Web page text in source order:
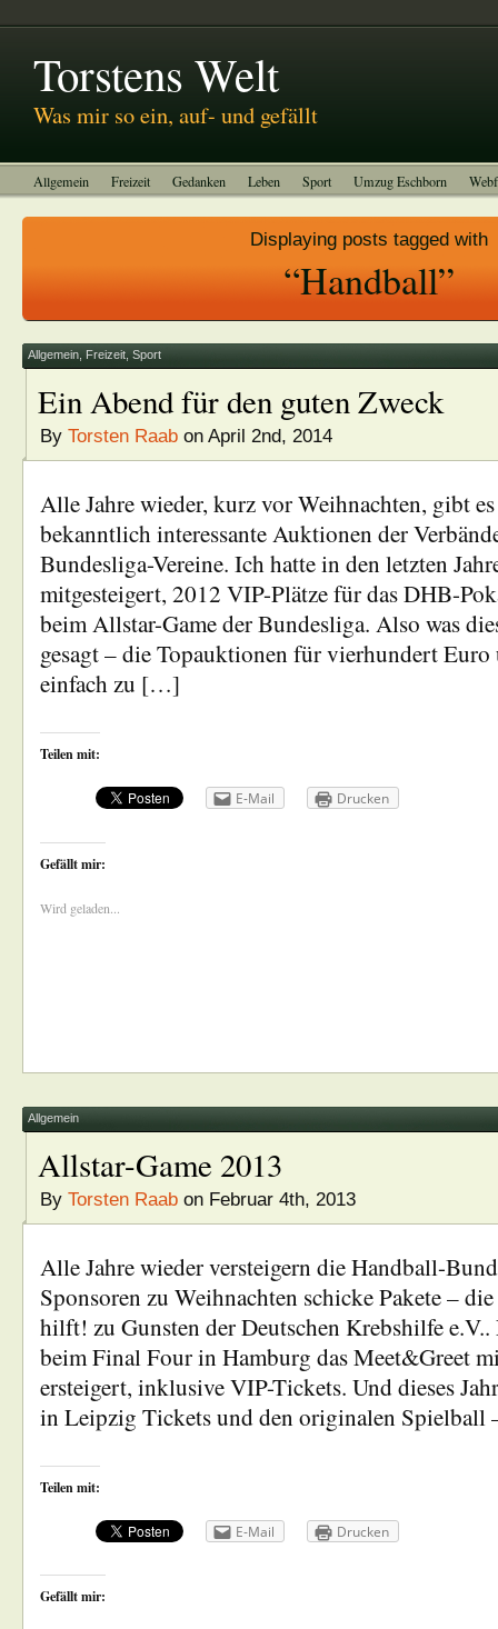
Torstens Welt
Was mir so ein, auf- und gefällt
Allgemein Freizeit Gedanken Leben Sport Umzug Eschborn
Displaying posts tagged with
“Handball”
Allgemein Freizeit Sport
Ein Abend für den guten Zweck
By Torsten Raab on April 2nd, 2014
Alle Jahre wieder, kurz vor Weihnachten, gibt
bekanntlich interessante Auktionen der
Bundesliga-Vereine. Ich hatte in den letzten
mitgesteigert, 2012 VIP-Plätze für das DHB-
beim Allstar-Game der Bundesliga. Also was
gesagt – die Topauktionen für vierhundert
einfach zu […]
Teilen mit:
E-Mail Drucken
Gefällt mir:
Wird geladen...
Allgemein
Allstar-Game 2013
By Torsten Raab on Februar 4th, 2013
Alle Jahre wieder versteigern die Handball-
Sponsoren zu Weihnachten schicke Pakete –
hilft! zu Gunsten der Deutschen Krebshilfe e.V..
beim Final Four in Hamburg das Meet&Greet
ersteigert, inklusive VIP-Tickets. Und dieses
in Leipzig Tickets und den originalen
Teilen mit:
E-Mail Drucken
Gefällt mir: